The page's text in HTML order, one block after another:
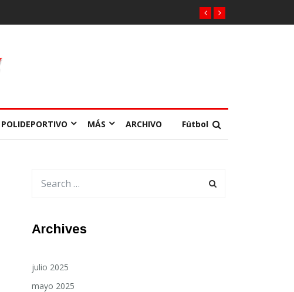
POLIDEPORTIVO MÁS ARCHIVO Fútbol
Archives
julio 2025
mayo 2025